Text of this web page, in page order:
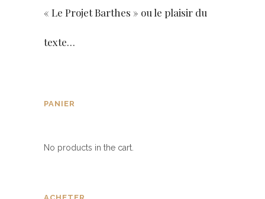
« Le Projet Barthes » ou le plaisir du
texte…
PANIER
No products in the cart.